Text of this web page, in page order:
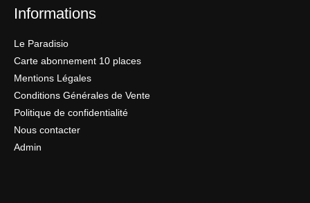
Informations
Le Paradisio
Carte abonnement 10 places
Mentions Légales
Conditions Générales de Vente
Politique de confidentialité
Nous contacter
Admin